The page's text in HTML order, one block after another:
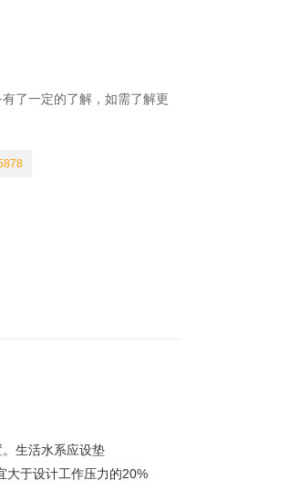
了一定的了解，如需了解更
生活水系应设垫
大于设计工作压力的20%